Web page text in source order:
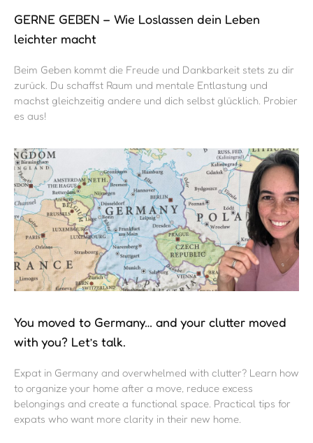
GERNE GEBEN – Wie Loslassen dein Leben
leichter macht
Beim Geben kommt die Freude und Dankbarkeit stets zu dir
zurück. Du schaffst Raum und mentale Entlastung und
machst gleichzeitig andere und dich selbst glücklich. Probier
es aus!
You moved to Germany… and your clutter moved
with you? Let’s talk.
Expat in Germany and overwhelmed with clutter? Learn how
to organize your home after a move, reduce excess
belongings and create a functional space. Practical tips for
expats who want more clarity in their new home.